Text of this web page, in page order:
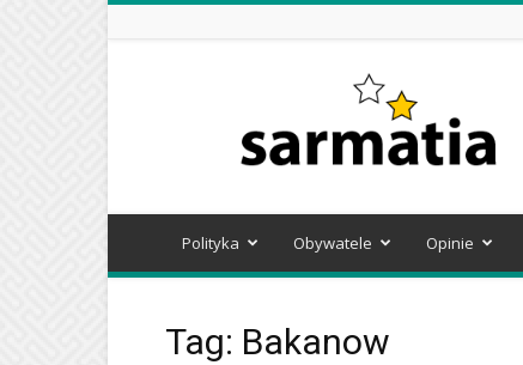
Polityka Obywatele Opinie
Tag: Bakanow